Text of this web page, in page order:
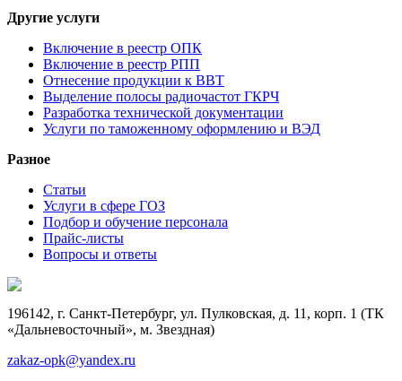
Другие услуги
Включение в реестр ОПК
Включение в реестр РПП
Отнесение продукции к ВВТ
Выделение полосы радиочастот ГКРЧ
Разработка технической документации
Услуги по таможенному оформлению и ВЭД
Разное
Статьи
Услуги в сфере ГОЗ
Подбор и обучение персонала
Прайс-листы
Вопросы и ответы
196142, г. Санкт-Петербург, ул. Пулковская, д. 11, корп. 1 (ТК
«Дальневосточный», м. Звездная)
zakaz-opk@yandex.ru